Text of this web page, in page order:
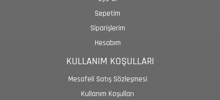
Sepetim
Siparişlerim
Hesabım
KULLANIM KOŞULLARI
Mesafeli Satış Sözleşmesi
Kullanım Koşulları